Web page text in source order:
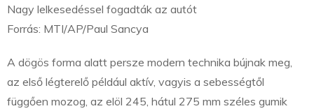
Nagy lelkesedéssel fogadták az autót
Forrás: MTI/AP/Paul Sancya
A dögös forma alatt persze modern technika bújnak meg,
az első légterelő például aktív, vagyis a sebességtől
függően mozog, az elöl 245, hátul 275 mm széles gumik